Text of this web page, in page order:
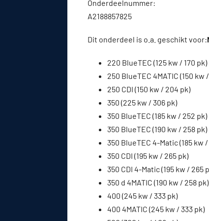
Onderdeelnummer:
A2188857825
Dit onderdeel is o.a. geschikt voor:
220 BlueTEC (125 kw / 170 pk)
250 BlueTEC 4MATIC (150 kw
250 CDI (150 kw / 204 pk)
350 (225 kw / 306 pk)
350 BlueTEC (185 kw / 252 pk)
350 BlueTEC (190 kw / 258 pk)
350 BlueTEC 4-Matic (185 kw
350 CDI (195 kw / 265 pk)
350 CDI 4-Matic (195 kw / 265
350 d 4MATIC (190 kw / 258 pk)
400 (245 kw / 333 pk)
400 4MATIC (245 kw / 333 pk)